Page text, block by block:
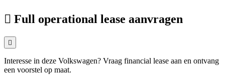
Full operational lease aanvragen
Interesse in deze Volkswagen? Vraag financial lease aan en ontvang
een voorstel op maat.